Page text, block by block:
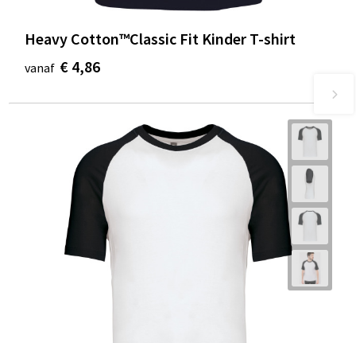
Heavy Cotton™Classic Fit Kinder T-shirt
vanaf € 4,86